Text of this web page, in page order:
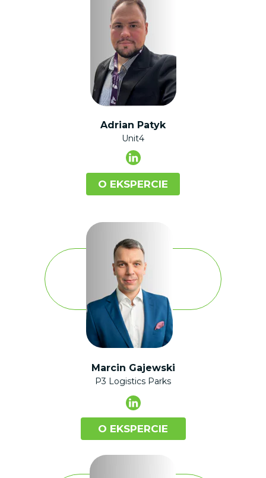
O EKSPERCIE
Unit4
Adrian Patyk
O EKSPERCIE
P3 Logistics Parks
Marcin Gajewski